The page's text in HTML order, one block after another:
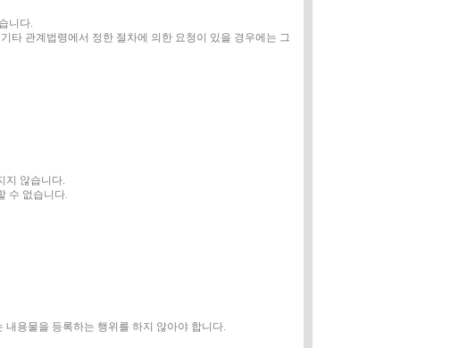
니다.
타 관계법령에서 정한 절차에 의한 요청이 있을 경우에는 그
지 않습니다.
수 없습니다.
용물을 등록하는 행위를 하지 않아야 합니다.